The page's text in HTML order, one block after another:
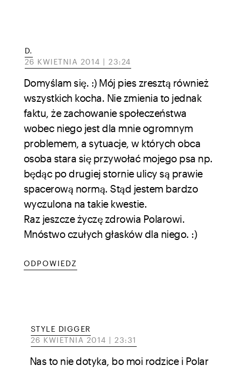
D.
26 KWIETNIA 2014 | 23:24
Domyślam się. :) Mój pies zresztą również
wszystkich kocha. Nie zmienia to jednak
faktu, że zachowanie społeczeństwa
wobec niego jest dla mnie ogromnym
problemem, a sytuacje, w których obca
osoba stara się przywołać mojego psa np.
będąc po drugiej stornie ulicy są prawie
spacerową normą. Stąd jestem bardzo
wyczulona na takie kwestie.
Raz jeszcze życzę zdrowia Polarowi.
Mnóstwo czułych głasków dla niego. :)
ODPOWIEDZ
STYLE DIGGER
26 KWIETNIA 2014 | 23:31
Nas to nie dotyka, bo moi rodzice i Polar